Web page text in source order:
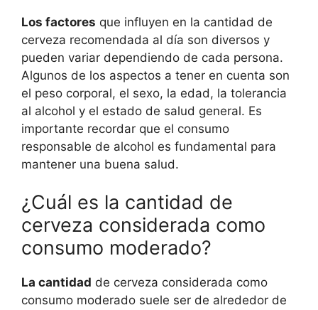
Los factores que influyen en la cantidad de
cerveza recomendada al día son diversos y
pueden variar dependiendo de cada persona.
Algunos de los aspectos a tener en cuenta son
el peso corporal, el sexo, la edad, la tolerancia
al alcohol y el estado de salud general. Es
importante recordar que el consumo
responsable de alcohol es fundamental para
mantener una buena salud.
¿Cuál es la cantidad de
cerveza considerada como
consumo moderado?
La cantidad de cerveza considerada como
consumo moderado suele ser de alrededor de